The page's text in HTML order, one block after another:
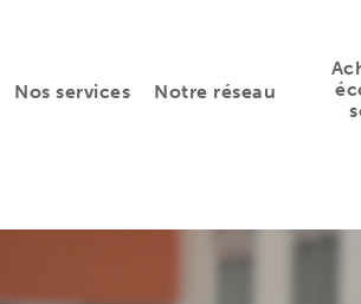
Nos services Notre réseau